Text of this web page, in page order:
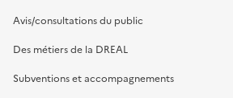
Avis/consultations du public
Des métiers de la DREAL
Subventions et accompagnements